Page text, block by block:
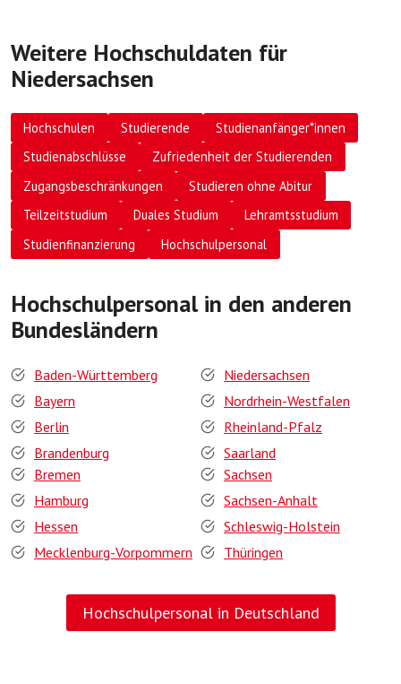
Weitere Hochschuldaten für
Niedersachsen
Hochschulen Studierende
Studienanfänger*innen
Studienabschlüsse
Zufriedenheit der Studierenden
Zugangsbeschränkungen
Studieren ohne Abitur
Teilzeitstudium
Duales Studium
Lehramtsstudium
Studienfinanzierung
Hochschulpersonal
Hochschulpersonal in den anderen
Bundesländern
Baden-Württemberg
Bayern
Berlin
Brandenburg
Bremen
Hamburg
Hessen
Mecklenburg-Vorpommern
Niedersachsen
Nordrhein-Westfalen
Rheinland-Pfalz
Saarland
Sachsen
Sachsen-Anhalt
Schleswig-Holstein
Thüringen
Hochschulpersonal in Deutschland